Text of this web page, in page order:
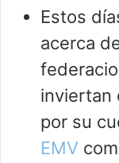
Estos
acerca
inviertan
por su
EMV